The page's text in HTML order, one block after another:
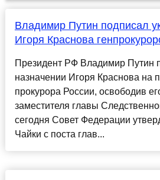
Владимир Путин подписал
Игоря Краснова
Президент РФ Владимир Путин
назначении Игоря Краснова на
прокурора России, освободив
заместителя главы
сегодня Совет Федерации
Чайки с поста глав...